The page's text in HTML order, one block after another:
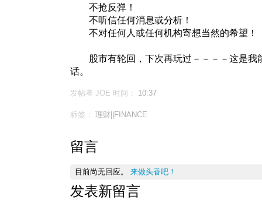
不抢反弹！
不听信任何消息或分析！
不对任何人或任何机构寄想当然的希望！
股市有轮回，下次再玩过－－－－这是我
话。
发帖者 JOE 时间： 10:37
标签： 理财||FINANCE
留言
目前尚无回应。 来做头香吧！
发表新留言